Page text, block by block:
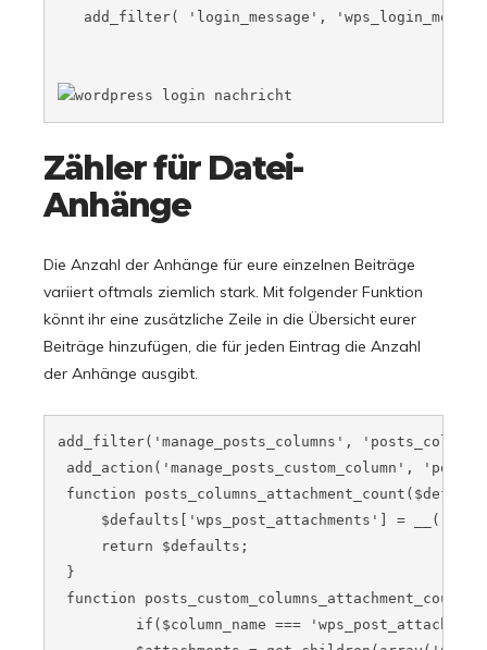
add_filter( 'login_message',
Zähler für Datei-
Anhänge
Die Anzahl der Anhänge für eure einzelnen Beiträge
variiert oftmals ziemlich stark. Mit folgender Funktion
könnt ihr eine zusätzliche Zeile in die Übersicht eurer
Beiträge hinzufügen, die für jeden Eintrag die Anzahl
der Anhänge ausgibt.
add_filter('manage_posts_columns',
add_action('manage_posts_custom_column',
function
$defaults['wps_post_attachments'] =
return $defaults;
}
function
if($column_name ===